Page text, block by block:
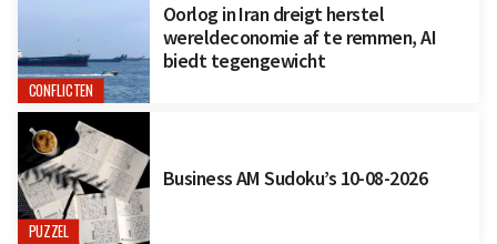
CONFLICTEN
Oorlog in Iran dreigt herstel
wereldeconomie af te remmen, AI
biedt tegengewicht
PUZZEL
Business AM Sudoku’s 10-08-2026